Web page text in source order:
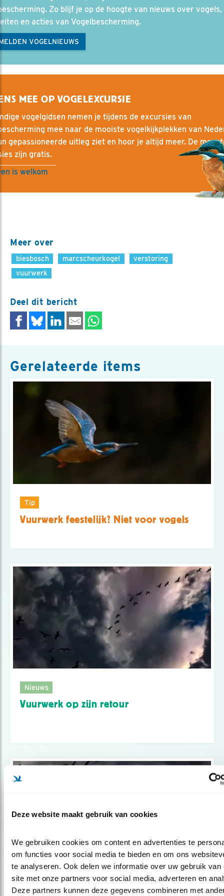
Deze website maakt gebruik van cookies
We gebruiken cookies om content en advertenties te
om functies voor social media te bieden en om ons
te analyseren. Ook delen we informatie over uw gebruik van
site met onze partners voor social media, adverteren en
Deze partners kunnen deze gegevens combineren met
Zo blijf je op de hoogte van nieuws over
en acties van Vogelbescherming.
VOGELNIEUWS
MEE OP VOGELEXCURSIE
vogelgidsen nemen je tijdens de excursies van
mee naar de mooiste vogelkijkplekken van
gepassioneerde uitleg ziet en hoor je altijd meer. De
zijn gratis.
is welkom
Meer over
biesbosch marcscheurkogel
verstoring
vuurwerk
Deel dit bericht
Gerelateerde items
Tip
Vuurwerk feestelijk? Niet voor vogels
Nieuws
Vuurwerk op zijn retour
Nieuws